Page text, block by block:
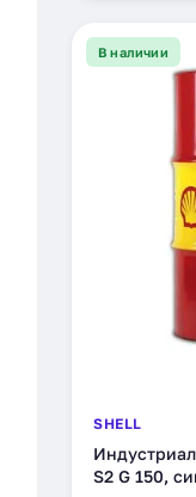
В наличии
SHELL
S2 G 150,